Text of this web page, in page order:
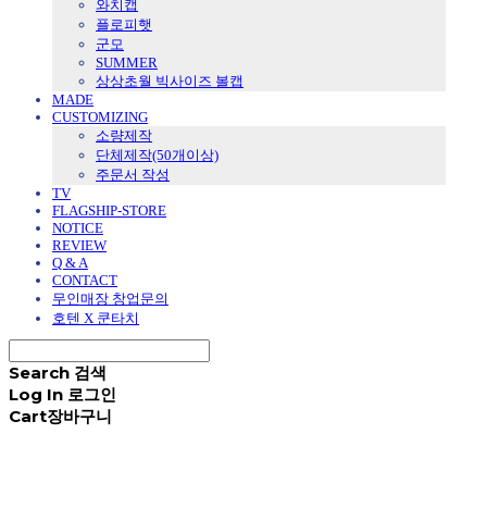
와치캡
플로피햇
군모
SUMMER
상상초월 빅사이즈 볼캡
MADE
CUSTOMIZING
소량제작
단체제작(50개이상)
주문서 작성
TV
FLAGSHIP-STORE
NOTICE
REVIEW
Q & A
CONTACT
무인매장 창업문의
호텐 X 쿤타치
Search 검색
Log In 로그인
Cart장바구니